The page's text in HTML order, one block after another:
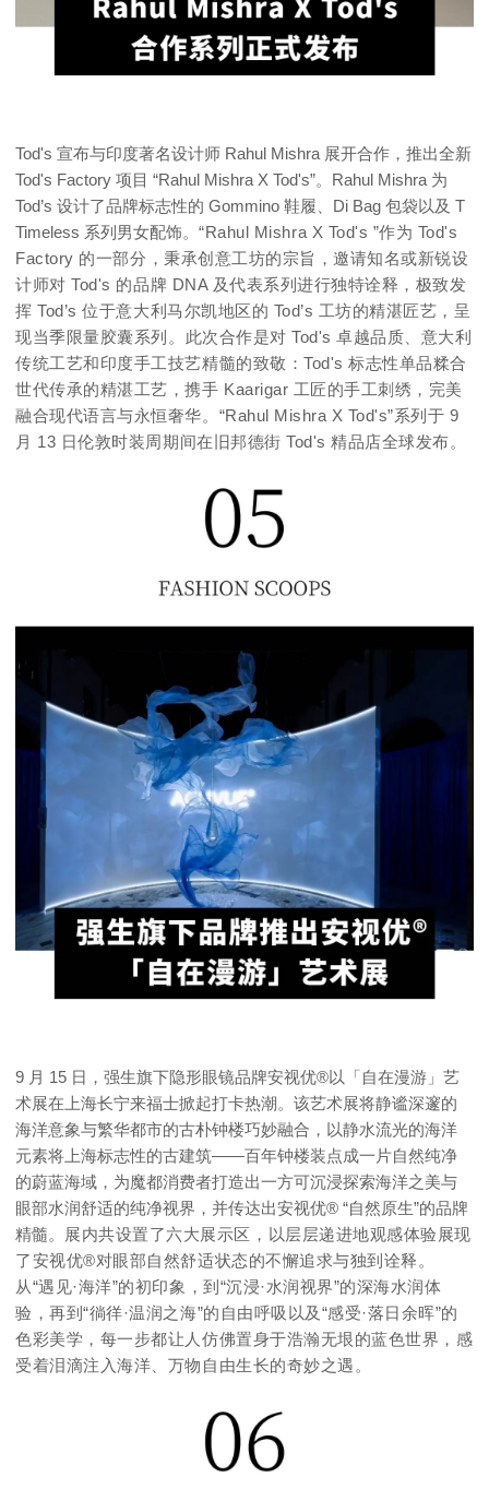
Tod's 宣布与印度著名设计师 Rahul Mishra 展开合作，推出全新
Tod's Factory 项目 “Rahul Mishra X Tod's”。Rahul Mishra 为
Tod’s 设计了品牌标志性的 Gommino 鞋履、Di Bag 包袋以及 T
Timeless 系列男女配饰。“Rahul Mishra X Tod's ”作为 Tod's
Factory 的一部分，秉承创意工坊的宗旨，邀请知名或新锐设
计师对 Tod's 的品牌 DNA 及代表系列进行独特诠释，极致发
挥 Tod’s 位于意大利马尔凯地区的 Tod’s 工坊的精湛匠艺，呈
现当季限量胶囊系列。 此次合作是对 Tod's 卓越品质、意大利
传统工艺和印度手工技艺精髓的致敬：Tod's 标志性单品糅合
世代传承的精湛工艺，携手 Kaarigar 工匠的手工刺绣，完美
融合现代语言与永恒奢华。 “Rahul Mishra X Tod's”系列于 9
月 13 日伦敦时装周期间在旧邦德街 Tod's 精品店全球发布。
9 月 15 日，强生旗下隐形眼镜品牌安视优®以「自在漫游」艺
术展在上海长宁来福士掀起打卡热潮。该艺术展将静谧深邃的
海洋意象与繁华都市的古朴钟楼巧妙融合，以静水流光的海洋
元素将上海标志性的古建筑——百年钟楼装点成一片自然纯净
的蔚蓝海域，为魔都消费者打造出一方可沉浸探索海洋之美与
眼部水润舒适的纯净视界，并传达出安视优® “自然原生”的品牌
精髓。 展内共设置了六大展示区，以层层递进地观感体验展现
了安视优®对眼部自然舒适状态的不懈追求与独到诠释。
从“遇见·海洋”的初印象，到“沉浸·水润视界”的深海水润体
验，再到“徜徉·温润之海”的自由呼吸以及“感受·落日余晖”的
色彩美学，每一步都让人仿佛置身于浩瀚无垠的蓝色世界，感
受着泪滴注入海洋、万物自由生长的奇妙之遇。